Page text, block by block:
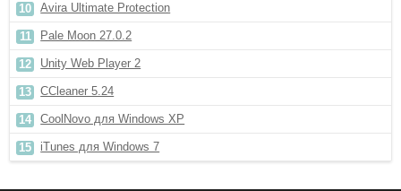
Avira Ultimate Protection
Pale Moon 27.0.2
Unity Web Player 2
CCleaner 5.24
CoolNovo для Windows XP
iTunes для Windows 7